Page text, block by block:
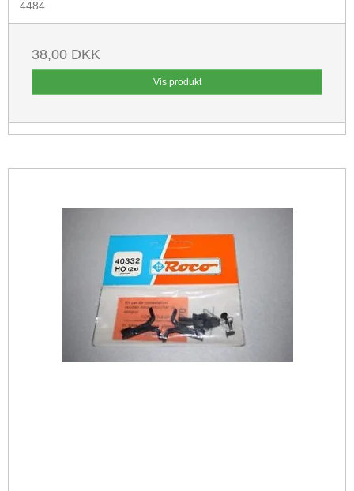
4484
38,00 DKK
Vis produkt